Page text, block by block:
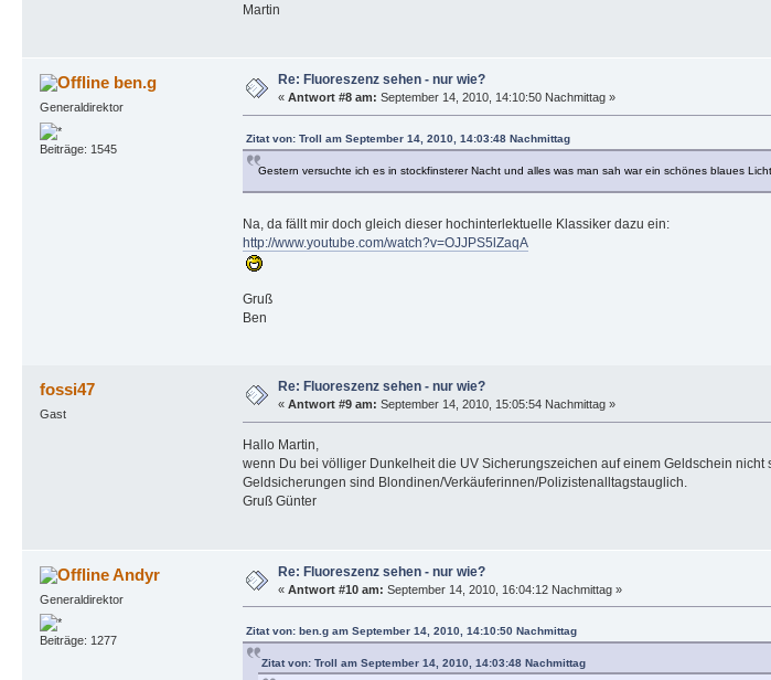
Martin
ben.g
Generaldirektor
Beiträge: 1545
Re: Fluoreszenz sehen - nur wie?
« Antwort #8 am: September 14, 2010, 14:10:50 Nachmittag »
Zitat von: Troll am September 14, 2010, 14:03:48 Nachmittag
Gestern versuchte ich es in stockfinsterer Nacht und alles was man sah war ein schönes blaues Licht
Na, da fällt mir doch gleich dieser hochinterlektuelle Klassiker dazu ein:
http://www.youtube.com/watch?v=OJJPS5lZaqA
Gruß
Ben
fossi47
Gast
Re: Fluoreszenz sehen - nur wie?
« Antwort #9 am: September 14, 2010, 15:05:54 Nachmittag »
Hallo Martin,
wenn Du bei völliger Dunkelheit die UV Sicherungszeichen auf einem Geldschein
Geldsicherungen sind Blondinen/Verkäuferinnen/Polizistenalltagstauglich.
Gruß Günter
Andyr
Generaldirektor
Beiträge: 1277
Re: Fluoreszenz sehen - nur wie?
« Antwort #10 am: September 14, 2010, 16:04:12 Nachmittag »
Zitat von: ben.g am September 14, 2010, 14:10:50 Nachmittag
Zitat von: Troll am September 14, 2010, 14:03:48 Nachmittag